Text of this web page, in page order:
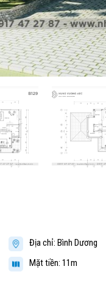
Địa chỉ: Bình Dương
Mặt tiền: 11m